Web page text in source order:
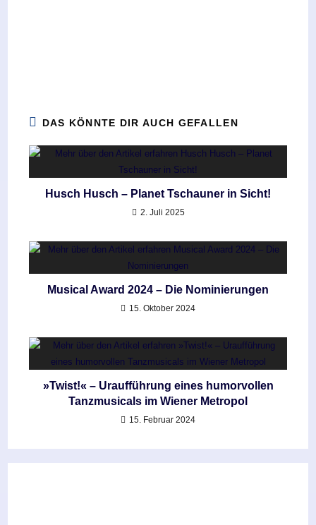
DAS KÖNNTE DIR AUCH GEFALLEN
Husch Husch – Planet Tschauner in Sicht!
2. Juli 2025
Musical Award 2024 – Die Nominierungen
15. Oktober 2024
»Twist!« – Uraufführung eines humorvollen
Tanzmusicals im Wiener Metropol
15. Februar 2024